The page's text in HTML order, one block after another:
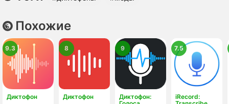
Похожие
Диктофон
9.3
Диктофон
8
Диктофон:
9
iRecord:
7.5